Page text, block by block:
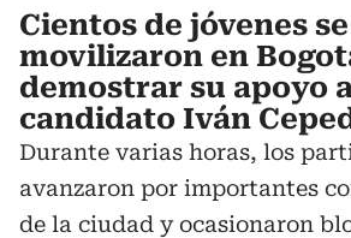
Cientos de jóvenes se
movilizaron en
demostrar su apoyo
candidato Iván
Durante varias horas, los
avanzaron por importantes
de la ciudad y ocasionaron